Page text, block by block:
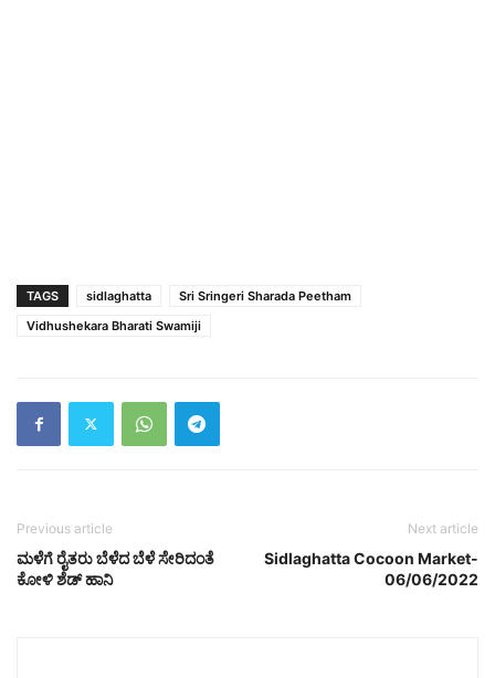
TAGS sidlaghatta
Sri Sringeri Sharada Peetham
Vidhushekara Bharati Swamiji
Previous article
ಮಳೆಗೆ ರೈತರು ಬೆಳೆದ ಬೆಳೆ ಸೇರಿದಂತೆ
ಕೋಳಿ ಶೆಡ್ ಹಾನಿ
Next article
Sidlaghatta Cocoon Market-
06/06/2022